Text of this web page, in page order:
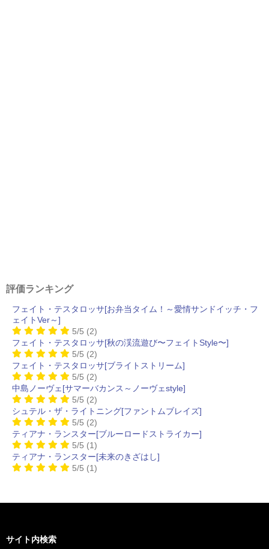
評価ランキング
フェイト・テスタロッサ[お弁当タイム！～愛情サンドイッチ・フ
ェイトVer～]
5/5 (2)
フェイト・テスタロッサ[秋の渓流遊び〜フェイトStyle〜]
5/5 (2)
フェイト・テスタロッサ[ブライトストリーム]
5/5 (2)
中島ノーヴェ[サマーバカンス～ノーヴェstyle]
5/5 (2)
シュテル・ザ・ライトニング[ファントムブレイズ]
5/5 (2)
ティアナ・ランスター[ブルーロードストライカー]
5/5 (1)
ティアナ・ランスター[未来のきざはし]
5/5 (1)
サイト内検索